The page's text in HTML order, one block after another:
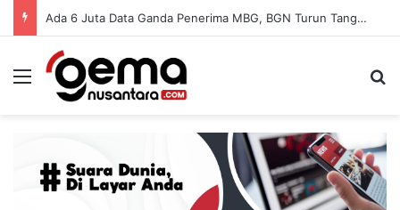
Ada 6 Juta Data Ganda Penerima MBG, BGN Turun Tangan untuk Bersih-Bersih Data
Menu